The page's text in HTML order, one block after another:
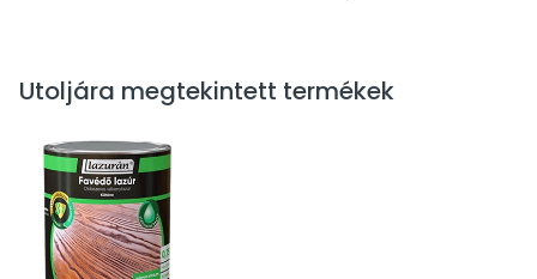
Utoljára megtekintett termékek